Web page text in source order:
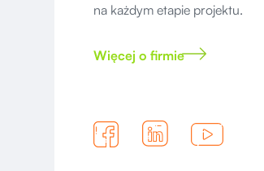
na każdym etapie projektu.
Więcej o firmie